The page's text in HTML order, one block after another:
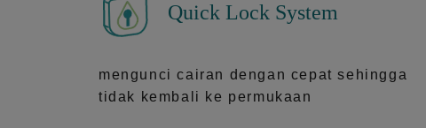
Quick Lock System
mengunci cairan dengan cepat sehingga
tidak kembali ke permukaan